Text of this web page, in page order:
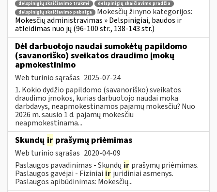
delspinigių skaičiavimo trukmė
delspinigių skaičiavimo pradžia
delspinigių skaičiavimo pabaiga
Mokesčių žinyno kategorijos:
Mokesčių administravimas » Delspinigiai, baudos ir
atleidimas nuo jų (96-100 str., 138-143 str.)
Dėl darbuotojo naudai sumokėtų papildomo
(savanoriško) sveikatos draudimo įmokų
apmokestinimo
Web turinio sąrašas 2025-07-24
1. Kokio dydžio papildomo (savanoriško) sveikatos
draudimo įmokos, kurias darbuotojo naudai moka
darbdavys, neapmokestinamos pajamų mokesčiu? Nuo
2026 m. sausio 1 d. pajamų mokesčiu
neapmokestinama...
Skundų ir prašymų priėmimas
Web turinio sąrašas 2020-04-09
Paslaugos pavadinimas - Skundų ir prašymų priėmimas.
Paslaugos gavėjai - Fiziniai ir juridiniai asmenys.
Paslaugos apibūdinimas: Mokesčių...